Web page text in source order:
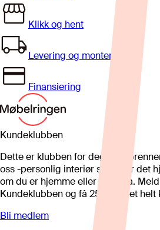
Klikk og hent
Levering og montering
Finansiering
Kundeklubben
Dette er klubben for deg som
oss -personlig interiør som gjør det
om du er hjemme eller på hytta.
Kundeklubben og få 25%* på et helt
Bli medlem